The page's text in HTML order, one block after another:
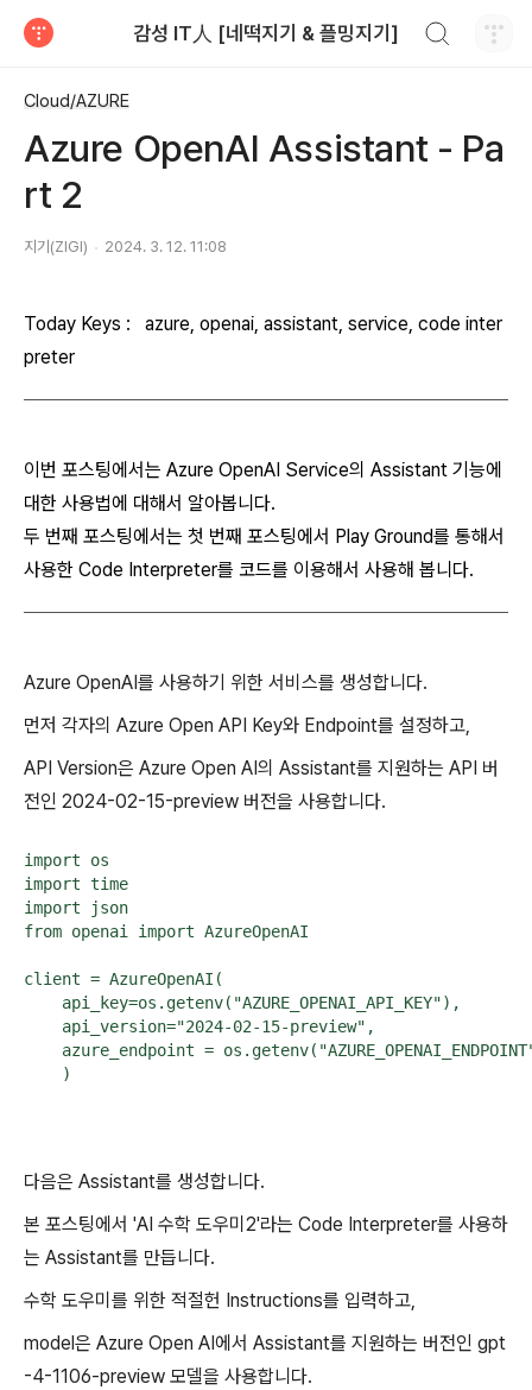
감성 IT人 [네떡지기 & 플밍지기]
Cloud/AZURE
Azure OpenAI Assistant - Pa
rt 2
지기(ZIGI) 2024. 3. 12. 11:08
Today Keys : azure, openai, assistant, service, code inter
preter
이번 포스팅에서는 Azure OpenAI Service의 Assistant 기능에
대한 사용법에 대해서 알아봅니다.
두 번째 포스팅에서는 첫 번째 포스팅에서 Play Ground를 통해서
사용한 Code Interpreter를 코드를 이용해서 사용해 봅니다.
Azure OpenAI를 사용하기 위한 서비스를 생성합니다.
먼저 각자의 Azure Open API Key와 Endpoint를 설정하고,
API Version은 Azure Open AI의 Assistant를 지원하는 API 버
전인 2024-02-15-preview 버전을 사용합니다.
import os
import time
import json
from openai import AzureOpenAI
client = AzureOpenAI(
    api_key=os.getenv("AZURE_OPENAI_API_KEY"),
api_version="2024-02-15-preview",
azure_endpoint =
    )
다음은 Assistant를 생성합니다.
본 포스팅에서 'AI 수학 도우미2'라는 Code Interpreter를 사용하
는 Assistant를 만듭니다.
수학 도우미를 위한 적절헌 Instructions를 입력하고,
model은 Azure Open AI에서 Assistant를 지원하는 버전인 gpt
-4-1106-preview 모델을 사용합니다.